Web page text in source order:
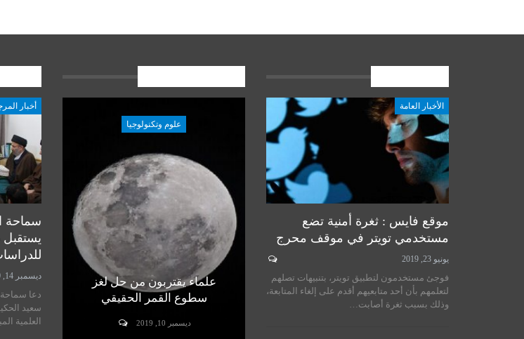
الأخبار العامة
موقع فايس : ثغرة أمنية تضع
مستخدمي تويتر في موقف محرج
يونيو 23, 2019
فوجئ مستخدمون لتطبيق تويتر، بتنبيهات تصلهم
لتعلمهم بأن أحد متابعيهم أقدم على إلغاء المتابعة،
وذلك بسبب ثغرة أصابت…
أخبار المرجعية
سماحة المرجع الكبير السيد
الحكيم يستقبل طلبة مدرسة نور
الحكمة للدراسات الحوزوية،…
علوم وتكنولوجيا
علماء يقتربون من حل لغز
سطوع القمر الحقيقي
ديسمبر 10, 2019
أخبار
سماحة
ديسمبر 14, 2019
دعا سماحة
سعيد
العلمية